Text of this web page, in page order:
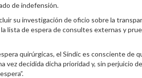
de indefensión.
su investigación de oficio sobre la
lista de espera de consultes externas y
quirúrgicas, el Síndic es consciente de
vez decidida dicha prioridad y, sin perjuicio